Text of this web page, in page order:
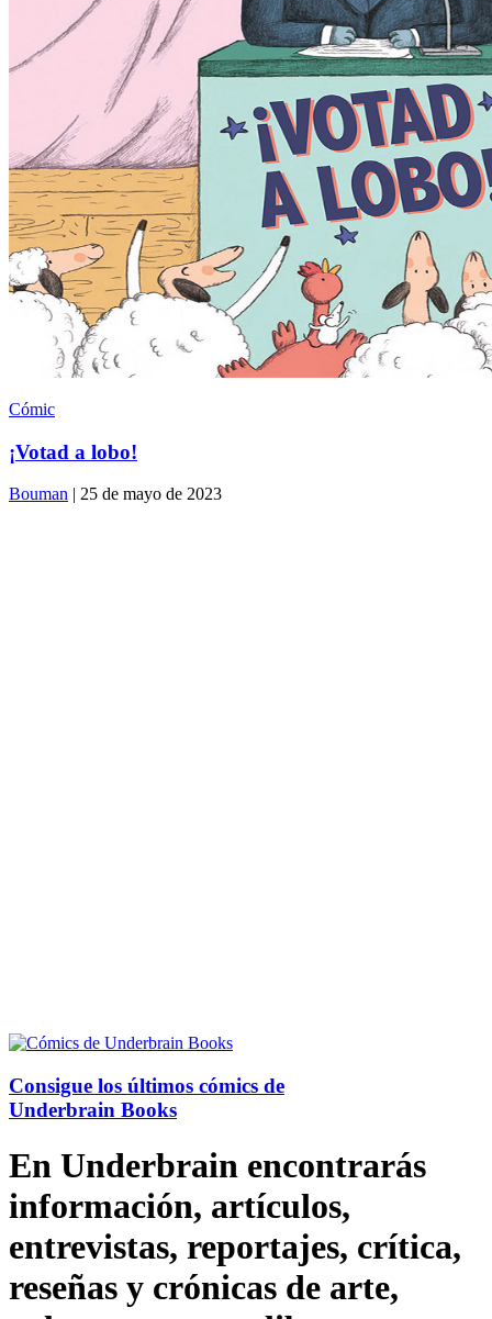
Cómic
¡Votad a lobo!
Bouman | 25 de mayo de 2023
Consigue los últimos cómics de
Underbrain Books
En Underbrain encontrarás
información, artículos,
entrevistas, reportajes, crítica,
reseñas y crónicas de arte,